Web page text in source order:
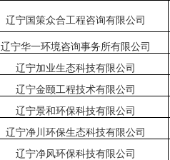
辽宁国策众合工程咨询有限公司
辽宁华一环境咨询事务所有限公司
辽宁加业生态科技有限公司
辽宁金颐工程技术有限公司
辽宁景和环保科技有限公司
辽宁净川环保生态科技有限公司
辽宁净风环保科技有限公司